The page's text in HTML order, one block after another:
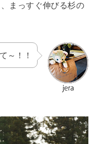
まっすぐ伸びる杉の
～！！